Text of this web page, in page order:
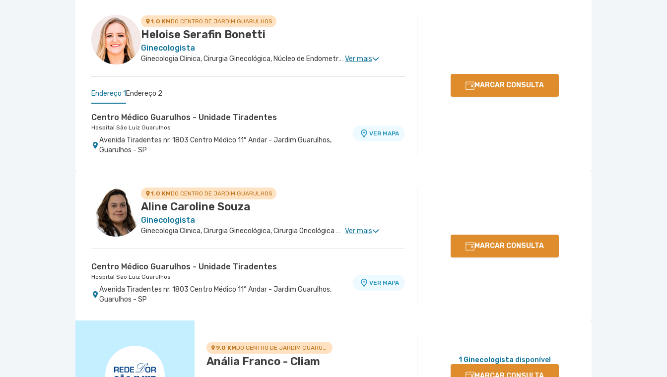
1.0 KMDO CENTRO DE JARDIM GUARULHOS
Heloise Serafin Bonetti
Ginecologista
Ginecologia Clinica, Cirurgia Ginecológica, Núcleo de Endometriose, Cirurgia Oncológica Ginecológica, Ginecologia Oncológica, Ginecologia Videohisteroscopia Ver mais
MARCAR CONSULTA
Endereço 1 Endereço 2
Centro Médico Guarulhos - Unidade Tiradentes
Hospital São Luiz Guarulhos
Avenida Tiradentes nr. 1803 Centro Médico 11° Andar - Jardim Guarulhos,
Guarulhos - SP
VER MAPA
1.0 KMDO CENTRO DE JARDIM GUARULHOS
Aline Caroline Souza
Ginecologista
Ginecologia Clinica, Cirurgia Ginecológica, Cirurgia Oncológica Ginecológica, Ginecologia Oncológica, Miomatose Uterina(Miomas), Ginecologia Videohisteroscopia Ver mais
MARCAR CONSULTA
Centro Médico Guarulhos - Unidade Tiradentes
Hospital São Luiz Guarulhos
Avenida Tiradentes nr. 1803 Centro Médico 11° Andar - Jardim Guarulhos,
Guarulhos - SP
VER MAPA
9.0 KM
Anália Franco - Cliam 1 Ginecologista disponível